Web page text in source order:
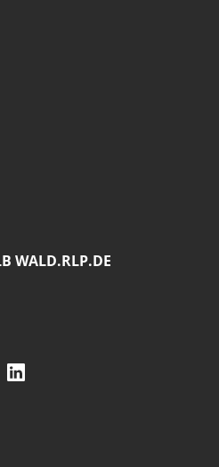
WALD.RLP.DE